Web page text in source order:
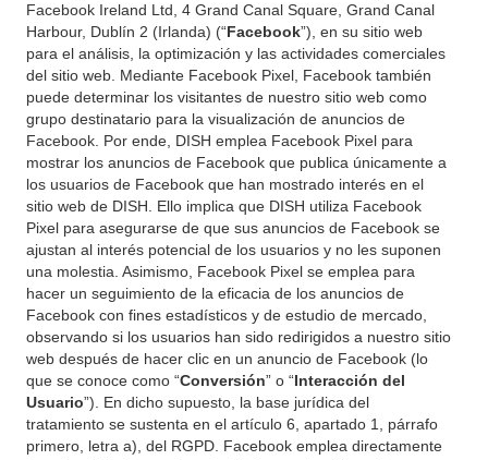
Facebook Ireland Ltd, 4 Grand Canal Square, Grand Canal
Harbour, Dublín 2 (Irlanda) (“Facebook”), en su sitio web
para el análisis, la optimización y las actividades comerciales
del sitio web. Mediante Facebook Pixel, Facebook también
puede determinar los visitantes de nuestro sitio web como
grupo destinatario para la visualización de anuncios de
Facebook. Por ende, DISH emplea Facebook Pixel para
mostrar los anuncios de Facebook que publica únicamente a
los usuarios de Facebook que han mostrado interés en el
sitio web de DISH. Ello implica que DISH utiliza Facebook
Pixel para asegurarse de que sus anuncios de Facebook se
ajustan al interés potencial de los usuarios y no les suponen
una molestia. Asimismo, Facebook Pixel se emplea para
hacer un seguimiento de la eficacia de los anuncios de
Facebook con fines estadísticos y de estudio de mercado,
observando si los usuarios han sido redirigidos a nuestro sitio
web después de hacer clic en un anuncio de Facebook (lo
que se conoce como “Conversión” o “Interacción del
Usuario”). En dicho supuesto, la base jurídica del
tratamiento se sustenta en el artículo 6, apartado 1, párrafo
primero, letra a), del RGPD. Facebook emplea directamente